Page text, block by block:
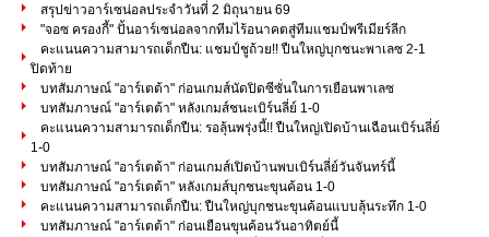
สรุปข่าวอาร์เซน่อลประจำวันที่ 2 มิถุนายน 69
"จอซ ครองกี้" ปั้นอาร์เซน่อลจากทีมไร้อนาคตสู่ทีมแชมป์พรีเมียร์ลีก
คะแนนความสามารถเด็กปืน: แชมป์ชูถ้วย!! ปืนใหญ่บุกชนะพาเลซ 2-1
ปิดท้าย
บทสัมภาษณ์ "อาร์เตต้า" ก่อนเกมส์นัดปิดซีซั่นในการเยือนพาเลซ
บทสัมภาษณ์ "อาร์เตต้า" หลังเกมส์ชนะเบิร์นลี่ย์ 1-0
คะแนนความสามารถเด็กปืน: รอลุ้นพรุ่งนี้!! ปืนใหญ่เปิดบ้านเฉือนเบิร์นลี่ย์
1-0
บทสัมภาษณ์ "อาร์เตต้า" ก่อนเกมส์เปิดบ้านพบเบิร์นลี่ย์วันจันทร์นี้
บทสัมภาษณ์ "อาร์เตต้า" หลังเกมส์บุกชนะขุนค้อน 1-0
คะแนนความสามารถเด็กปืน: ปืนใหญ่บุกชนะขุนค้อนแบบลุ้นระทึก 1-0
บทสัมภาษณ์ "อาร์เตต้า" ก่อนเยือนขุนค้อนวันอาทิตย์นี้